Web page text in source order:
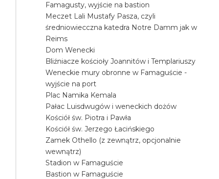
Famagusty, wyjście na bastion
Meczet Lali Mustafy Pasza, czyli
średniowiecczna katedra Notre Damm jak w
Reims
Dom Wenecki
Bliźniacze kościoły Joannitów i Templariuszy
Weneckie mury obronne w Famaguście -
wyjście na port
Plac Namika Kemala
Pałac Luisdwugów i weneckich dożów
Kościół św. Piotra i Pawła
Kościół św. Jerzego Łacińskiego
Zamek Othello (z zewnątrz, opcjonalnie
wewnątrz)
Stadion w Famaguście
Bastion w Famaguście